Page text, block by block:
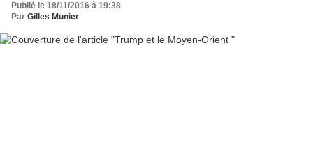
Publié le 18/11/2016 à 19:38
Par Gilles Munier